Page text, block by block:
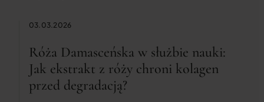
03.03.2026
Róża Damasceńska w służbie nauki:
Jak ekstrakt z róży chroni kolagen
przed degradacją?